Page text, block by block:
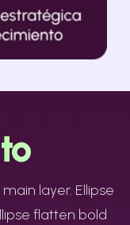
layer. Ellipse
flatten bold